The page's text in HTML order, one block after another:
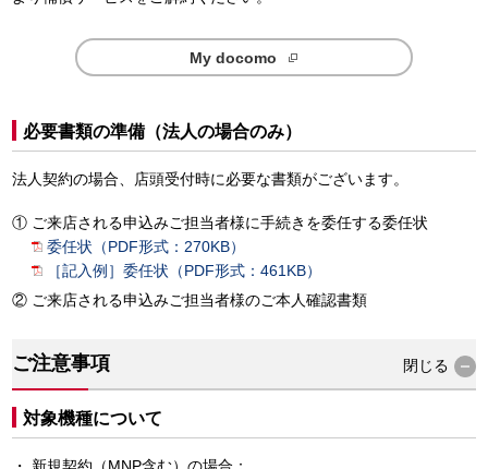
My docomo
必要書類の準備（法人の場合のみ）
法人契約の場合、店頭受付時に必要な書類がございます。
ご来店される申込みご担当者様に手続きを委任する委任状
委任状（PDF形式：270KB）
［記入例］委任状（PDF形式：461KB）
ご来店される申込みご担当者様のご本人確認書類
ご注意事項 閉じる
対象機種について